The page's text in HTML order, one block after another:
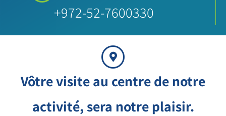
+972-52-7600330
Vôtre visite au centre de notre
activité, sera notre plaisir.